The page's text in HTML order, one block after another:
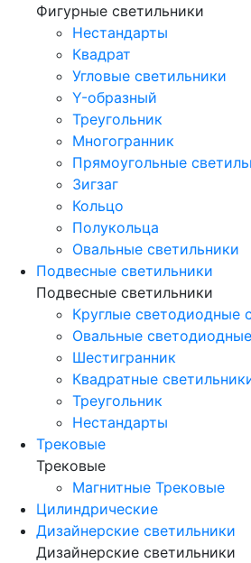
Фигурные светильники
Нестандарты
Квадрат
Угловые светильники
Y-образный
Треугольник
Многогранник
Прямоугольные
Зигзаг
Кольцо
Полукольца
Овальные светильники
Подвесные светильники
Подвесные светильники
Круглые светодиодные
Овальные
Шестигранник
Квадратные
Треугольник
Нестандарты
Трековые
Трековые
Магнитные Трековые
Цилиндрические
Дизайнерские светильники
Дизайнерские светильники